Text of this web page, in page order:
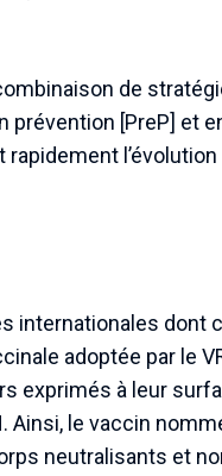
de
prévention [PreP] et
l’évolution
internationales dont
adoptée par le
exprimés à leur
Ainsi, le vaccin
neutralisants et